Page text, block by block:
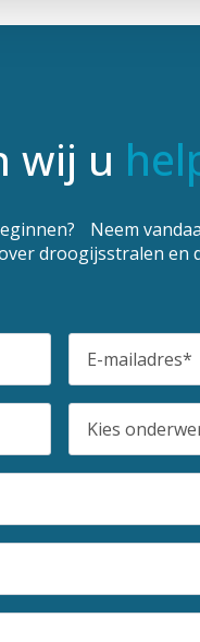
wij u
Neem
droogijsstralen en
E-
mailadres
Kies
onderwerp